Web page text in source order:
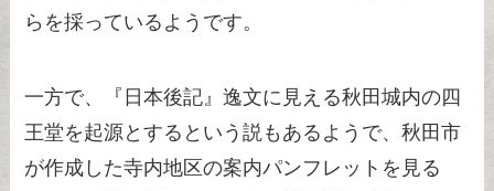
らを採っているようです。
一方で、『日本後記』逸文に見える秋田城内の四
王堂を起源とするという説もあるようで、秋田市
が作成した寺内地区の案内パンフレットを見る